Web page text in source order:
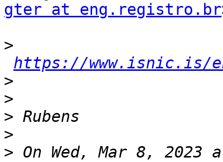
gter at eng.registro.br
>
https://www.isnic.is/
>
>
>
>
> On Wed, Mar 8, 2023